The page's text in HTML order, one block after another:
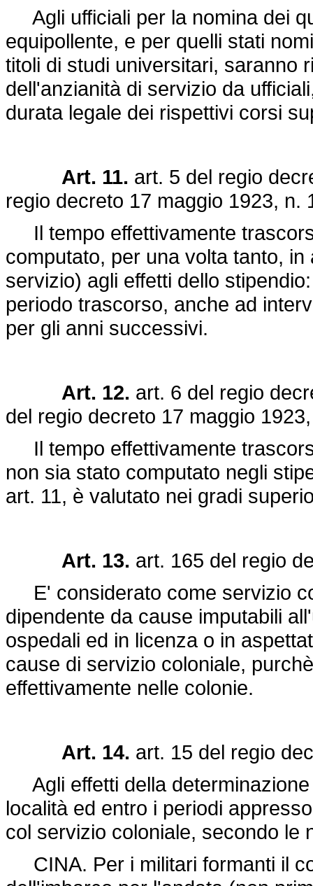
Agli ufficiali per la nomina dei
equipollente, e per quelli stati
titoli di studi universitari, saranno
dell'anzianità di servizio da
durata legale dei rispettivi corsi
Art. 11. art. 5 del regio
regio decreto 17 maggio 1923, n.
Il tempo effettivamente
computato, per una volta tanto,
servizio) agli effetti dello
periodo trascorso, anche ad
per gli anni successivi.
Art. 12. art. 6 del regio
del regio decreto 17 maggio
Il tempo effettivamente
non sia stato computato negli
art. 11, è valutato nei gradi
Art. 13. art. 165 del regio
E' considerato come servizio
dipendente da cause imputabili
ospedali ed in licenza o in
cause di servizio coloniale,
effettivamente nelle colonie.
Art. 14. art. 15 del regio
Agli effetti della
località ed entro i periodi
col servizio coloniale, secondo le
CINA. Per i militari formanti il